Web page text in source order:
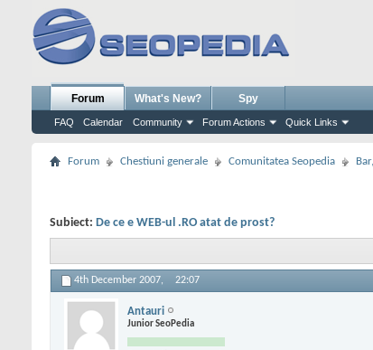
Forum
FAQ Calendar Community Forum Actions Quick Links
What's New? Spy
Forum Chestiuni generale Comunitatea Seopedia
Subiect: De ce e WEB-ul .RO atat de prost?
4th December 2007, 22:07
Antauri
Junior SeoPedia